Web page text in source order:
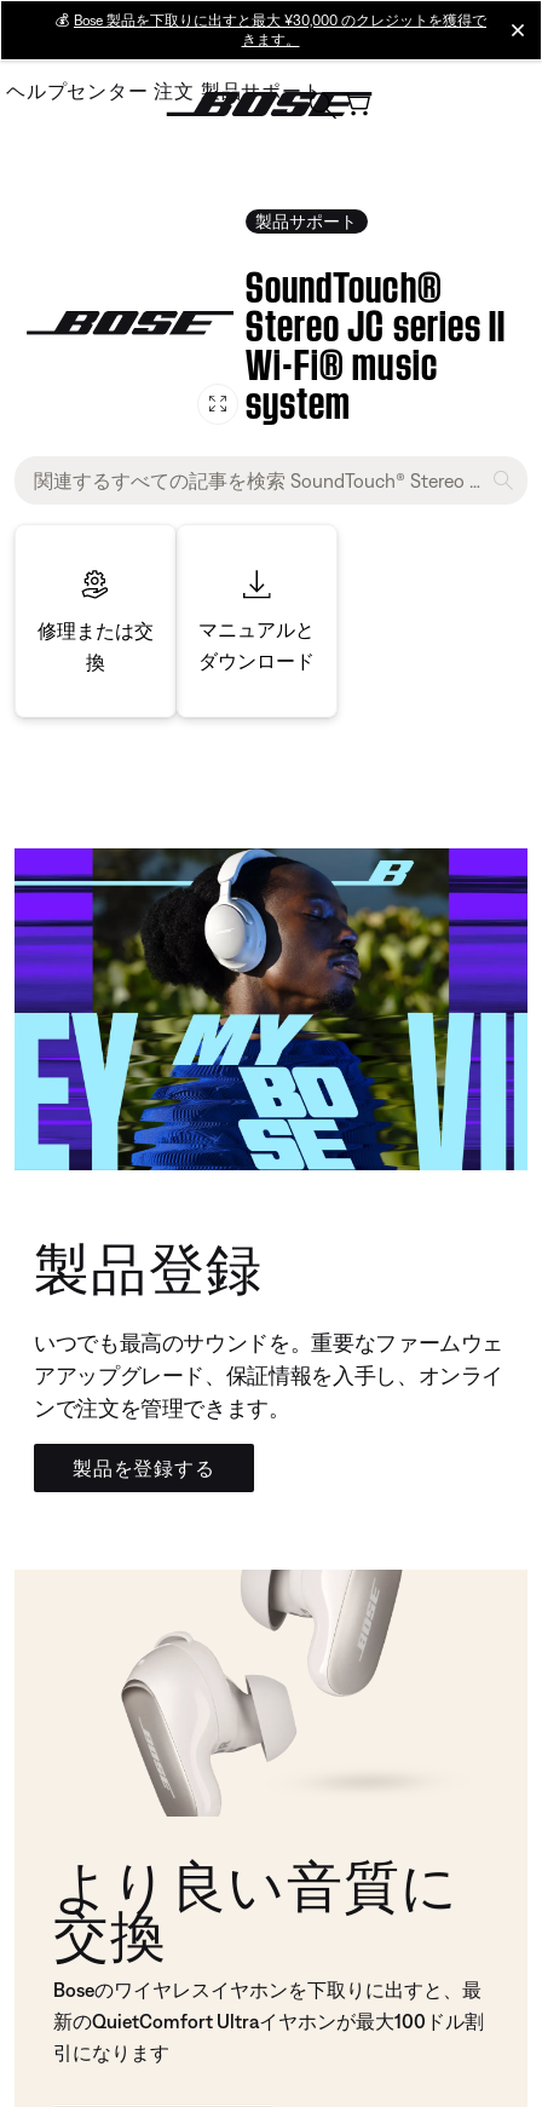
Main
💰 Bose 製品を下取りに出すと最大 ¥30,000 のクレジットを獲得で
きます。
ヘルプセンター 注文 製品サポート
製品サポート
SoundTouch®
Stereo JC series II
Wi-Fi® music
system
修理または交
換
マニュアルと
ダウンロード
製品登録
いつでも最高のサウンドを。重要なファームウェ
アアップグレード、保証情報を入手し、オンライ
ンで注文を管理できます。
製品を登録する
より良い音質に
交換
Boseのワイヤレスイヤホンを下取りに出すと、最
新のQuietComfort Ultraイヤホンが最大100ドル割
引になります